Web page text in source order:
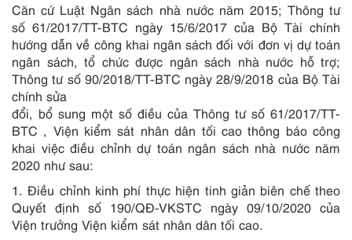
Căn cứ Luật Ngân sách nhà nước năm 2015; Thông tư
số 61/2017/TT-BTC ngày 15/6/2017 của Bộ Tài chính
hướng dẫn về công khai ngân sách đối với đơn vị dự toán
ngân sách, tổ chức được ngân sách nhà nước hỗ trợ;
Thông tư số 90/2018/TT-BTC ngày 28/9/2018 của Bộ Tài
chính sửa
đổi, bổ sung một số điều của Thông tư số 61/2017/TT-
BTC , Viện kiểm sát nhân dân tối cao thông báo công
khai việc điều chỉnh dự toán ngân sách nhà nước năm
2020 như sau:
1. Điều chỉnh kinh phí thực hiện tinh giản biên chế theo
Quyết định số 190/QĐ-VKSTC ngày 09/10/2020 của
Viện trưởng Viện kiểm sát nhân dân tối cao.